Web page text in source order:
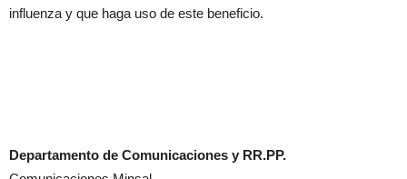
influenza y que haga uso de este beneficio.
Departamento de Comunicaciones y RR.PP.